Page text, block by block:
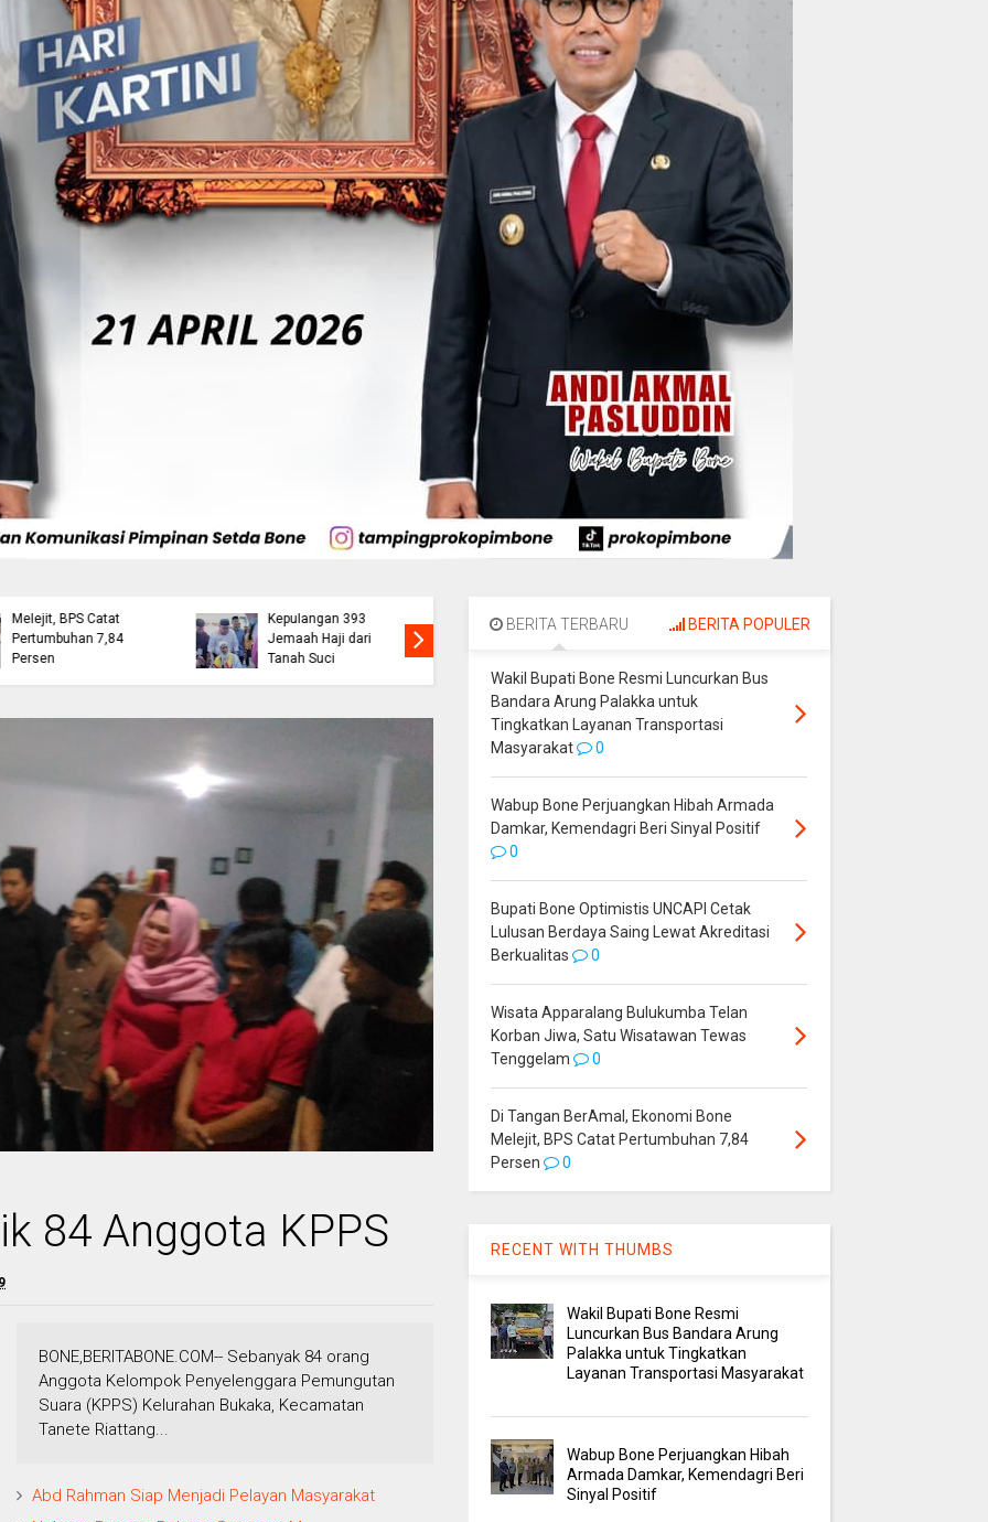
Melejit, BPS Catat
Pertumbuhan 7,84
Persen
Kepulangan 393
Jemaah Haji dari
Tanah Suci
Wakil Bupati Bone
Resmi Luncurkan
Tingkatkan Layanan
Armada Damkar,
84 Anggota KPPS
BONE,BERITABONE.COM-- Sebanyak 84 orang
Anggota Kelompok Penyelenggara Pemungutan
Suara (KPPS) Kelurahan Bukaka, Kecamatan
Tanete Riattang...
Abd Rahman Siap Menjadi Pelayan Masyarakat
BERITA TERBARU BERITA POPULER
Wakil Bupati Bone Resmi Luncurkan Bus
Bandara Arung Palakka untuk
Tingkatkan Layanan Transportasi
Masyarakat
0
Wabup Bone Perjuangkan Hibah Armada
Damkar, Kemendagri Beri Sinyal Positif
0
Bupati Bone Optimistis UNCAPI Cetak
Lulusan Berdaya Saing Lewat Akreditasi
Berkualitas
0
Wisata Apparalang Bulukumba Telan
Korban Jiwa, Satu Wisatawan Tewas
Tenggelam
0
Di Tangan BerAmal, Ekonomi Bone
Melejit, BPS Catat Pertumbuhan 7,84
Persen
0
RECENT WITH THUMBS
Wakil Bupati Bone Resmi
Luncurkan Bus Bandara Arung
Palakka untuk Tingkatkan
Layanan Transportasi Masyarakat
Wabup Bone Perjuangkan Hibah
Armada Damkar, Kemendagri Beri
Sinyal Positif